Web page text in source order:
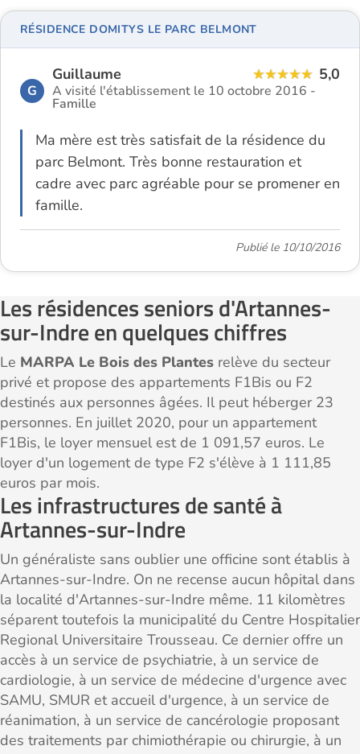
G
Guillaume 5,0
A visité l'établissement le 10 octobre 2016 -
Famille
Ma mère est très satisfait de la résidence du
parc Belmont. Très bonne restauration et
cadre avec parc agréable pour se promener en
famille.
RÉSIDENCE DOMITYS LE PARC BELMONT
Publié le 10/10/2016
Les résidences seniors d'Artannes-
sur-Indre en quelques chiffres
Le MARPA Le Bois des Plantes relève du secteur
privé et propose des appartements F1Bis ou F2
destinés aux personnes âgées. Il peut héberger 23
personnes. En juillet 2020, pour un appartement
F1Bis, le loyer mensuel est de 1 091,57 euros. Le
loyer d'un logement de type F2 s'élève à 1 111,85
euros par mois.
Les infrastructures de santé à
Artannes-sur-Indre
Un généraliste sans oublier une officine sont établis à
Artannes-sur-Indre. On ne recense aucun hôpital dans
la localité d'Artannes-sur-Indre même. 11 kilomètres
séparent toutefois la municipalité du Centre Hospitalier
Regional Universitaire Trousseau. Ce dernier offre un
accès à un service de psychiatrie, à un service de
cardiologie, à un service de médecine d'urgence avec
SAMU, SMUR et accueil d'urgence, à un service de
réanimation, à un service de cancérologie proposant
des traitements par chimiothérapie ou chirurgie, à un